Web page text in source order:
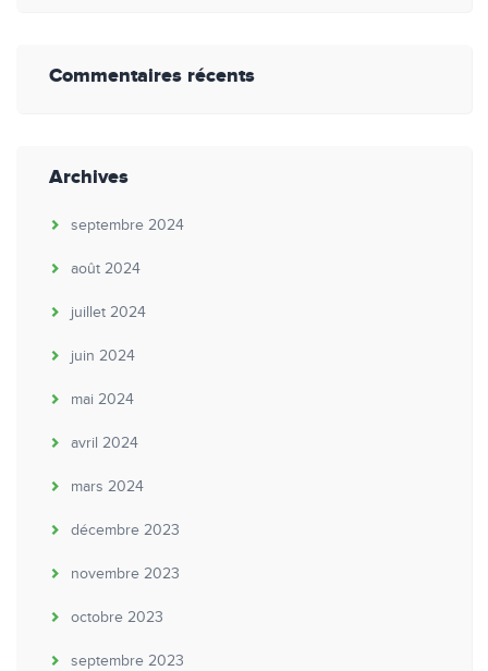
Commentaires récents
Archives
septembre 2024
août 2024
juillet 2024
juin 2024
mai 2024
avril 2024
mars 2024
décembre 2023
novembre 2023
octobre 2023
septembre 2023